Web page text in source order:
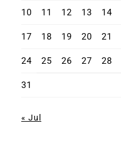
10 11 12 13 14
17 18 19 20 21
24 25 26 27 28
31
« Jul